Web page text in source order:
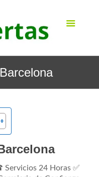
Servicios 24 Horas ✅